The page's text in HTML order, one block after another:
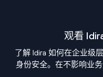
观看
了解 Idira 如何在企业级
身份安全。在不影响业